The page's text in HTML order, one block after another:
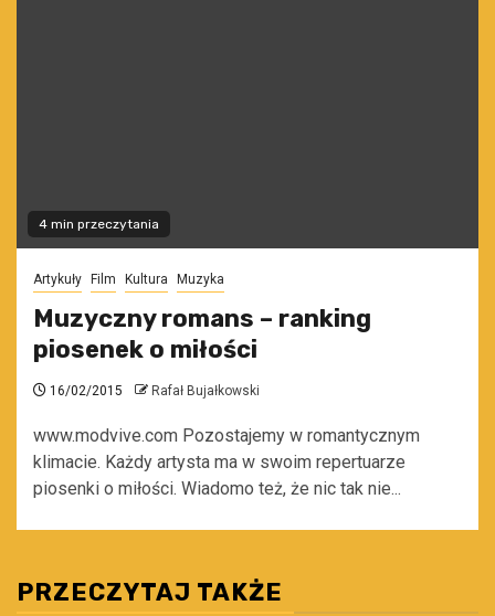
4 min przeczytania
Artykuły Film Kultura Muzyka
Muzyczny romans – ranking
piosenek o miłości
16/02/2015 Rafał Bujałkowski
www.modvive.com Pozostajemy w romantycznym
klimacie. Każdy artysta ma w swoim repertuarze
piosenki o miłości. Wiadomo też, że nic tak nie...
PRZECZYTAJ TAKŻE